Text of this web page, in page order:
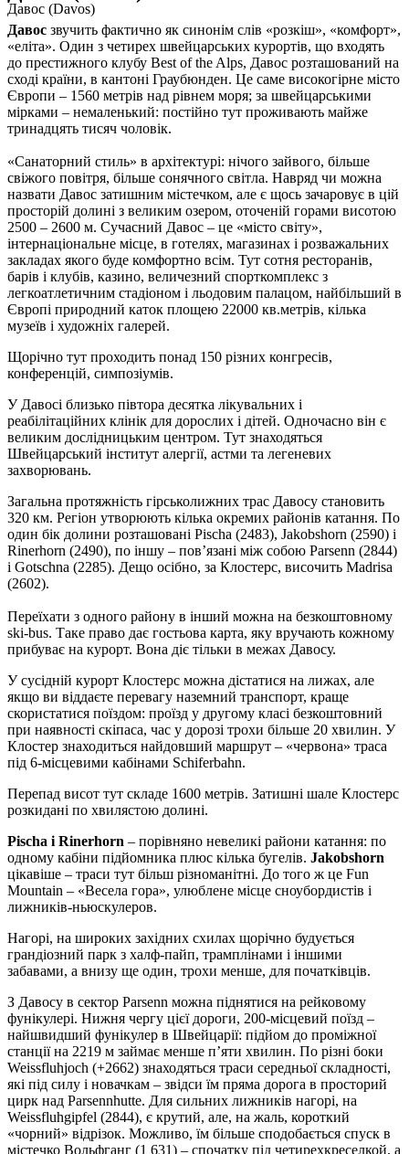
Давос (Davos)
Давос звучить фактично як синонім слів «розкіш», «комфорт»,
«еліта». Один з четиpex швейцарських курортів, що входять
до престижного клубу Best of the Alps, Давос розташований на
сході країни, в кантоні Граубюнден. Це саме високогірне місто
Європи – 1560 метрів над рівнем моря; за швейцарськими
мірками – немаленький: постійно тут проживають майже
тринадцять тисяч чоловік.
«Санаторний стиль» в архітектурі: нічого зайвого, більше
свіжого повітря, більше сонячного світла. Навряд чи можна
назвати Давос затишним містечком, але є щось зачаровує в цій
просторій долині з великим озером, оточеній горами висотою
2500 – 2600 м. Сучасний Давос – це «місто світу»,
інтернаціональне місце, в готелях, магазинах і розважальних
закладах якого буде комфортно всім. Тут сотня ресторанів,
барів і клубів, казино, величезний спорткомплекс з
легкоатлетичним стадіоном і льодовим палацом, найбільший в
Європі природний каток площею 22000 кв.метрів, кілька
музеїв і художніх галерей.
Щорічно тут проходить понад 150 різних конгресів,
конференцій, симпозіумів.
У Давосі близько півтора десятка лікувальних і
реабілітаційних клінік для дорослих і дітей. Одночасно він є
великим дослідницьким центром. Тут знаходяться
Швейцарський інститут алергії, астми та легеневих
захворювань.
Загальна протяжність гірськолижних трас Давосу становить
320 км. Регіон утворюють кілька окремих районів катання. По
один бік долини розташовані Pischa (2483), Jakobshorn (2590) і
Rinerhorn (2490), по іншу – пов’язані між собою Parsenn (2844)
і Gotschna (2285). Дещо осібно, за Клостерс, височить Madrisa
(2602).
Переїхати з одного району в інший можна на безкоштовному
ski-bus. Таке право дає гостьова карта, яку вручають кожному
прибуває на курорт. Вона діє тільки в межах Давосу.
У сусідній курорт Клостерс можна дістатися на лижах, але
якщо ви віддаєте перевагу наземний транспорт, краще
скористатися поїздом: проїзд у другому класі безкоштовний
при наявності скіпаса, час у дорозі трохи більше 20 хвилин. У
Клостер знаходиться найдовший маршрут – «червона» траса
під 6-місцевими кабінами Schiferbahn.
Перепад висот тут складе 1600 метрів. Затишні шале Клостерс
розкидані по хвилястою долині.
Pischa і Rinerhorn – порівняно невеликі райони катання: по
одному кабіни підйомника плюс кілька бугелів. Jakobshorn
цікавіше – траси тут більш різноманітні. До того ж це Fun
Mountain – «Весела гора», улюблене місце сноубордистів і
лижників-ньюскулеров.
Нагорі, на широких західних схилах щорічно будується
грандіозний парк з халф-пайп, трамплінами і іншими
забавами, а внизу ще один, трохи менше, для початківців.
З Давосу в сектор Parsenn можна піднятися на рейковому
фунікулері. Нижня чергу цієї дороги, 200-місцевий поїзд –
найшвидший фунікулер в Швейцарії: підйом до проміжної
станції на 2219 м займає менше п’яти хвилин. По різні боки
Weissfluhjoch (+2662) знаходяться траси середньої складності,
які під силу і новачкам – звідси їм пряма дорога в просторий
цирк над Parsennhutte. Для сильних лижників нагорі, нa
Weissfluhgipfel (2844), є крутий, але, на жаль, короткий
«чорний» відрізок. Можливо, їм більше сподобається спуск в
містечко Вольфганг (1 631) – спочатку під четирехкреселкой, а